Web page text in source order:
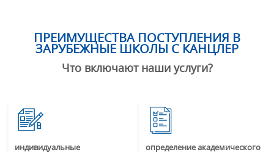
ПРЕИМУЩЕСТВА ПОСТУПЛЕНИЯ В
ЗАРУБЕЖНЫЕ ШКОЛЫ С КАНЦЛЕР
Что включают наши услуги?
индивидуальные
определение академического